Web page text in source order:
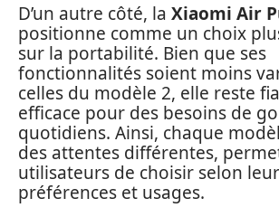
D’un autre côté, la Xiaomi Air
positionne comme un choix
sur la portabilité. Bien que ses
fonctionnalités soient moins
celles du modèle 2, elle reste
efficace pour des besoins de
quotidiens. Ainsi, chaque
des attentes différentes,
utilisateurs de choisir selon
préférences et usages.